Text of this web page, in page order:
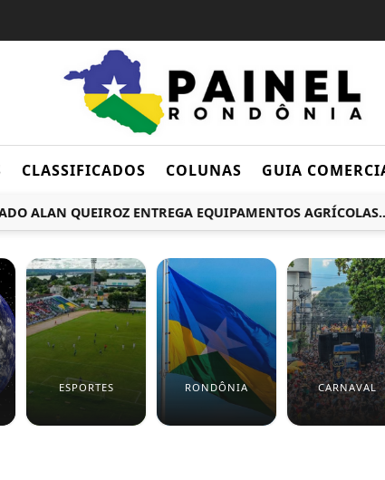
CLASSIFICADOS COLUNAS GUIA
QUEIROZ ENTREGA EQUIPAMENTOS AGRÍCOLAS...
ESPORTES RONDÔNIA CARNAVAL